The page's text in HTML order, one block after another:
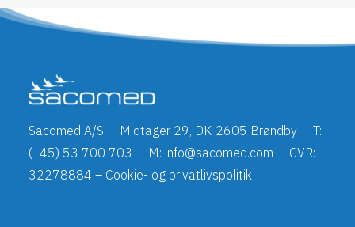
Sacomed A/S — Midtager 29, DK-2605 Brøndby — T:
(+45) 53 700 703 — M: info@sacomed.com — CVR:
32278884 – Cookie- og privatlivspolitik